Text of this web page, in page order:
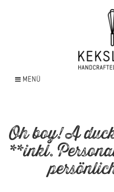
MENÜ
Oh boy! A
**inkl.